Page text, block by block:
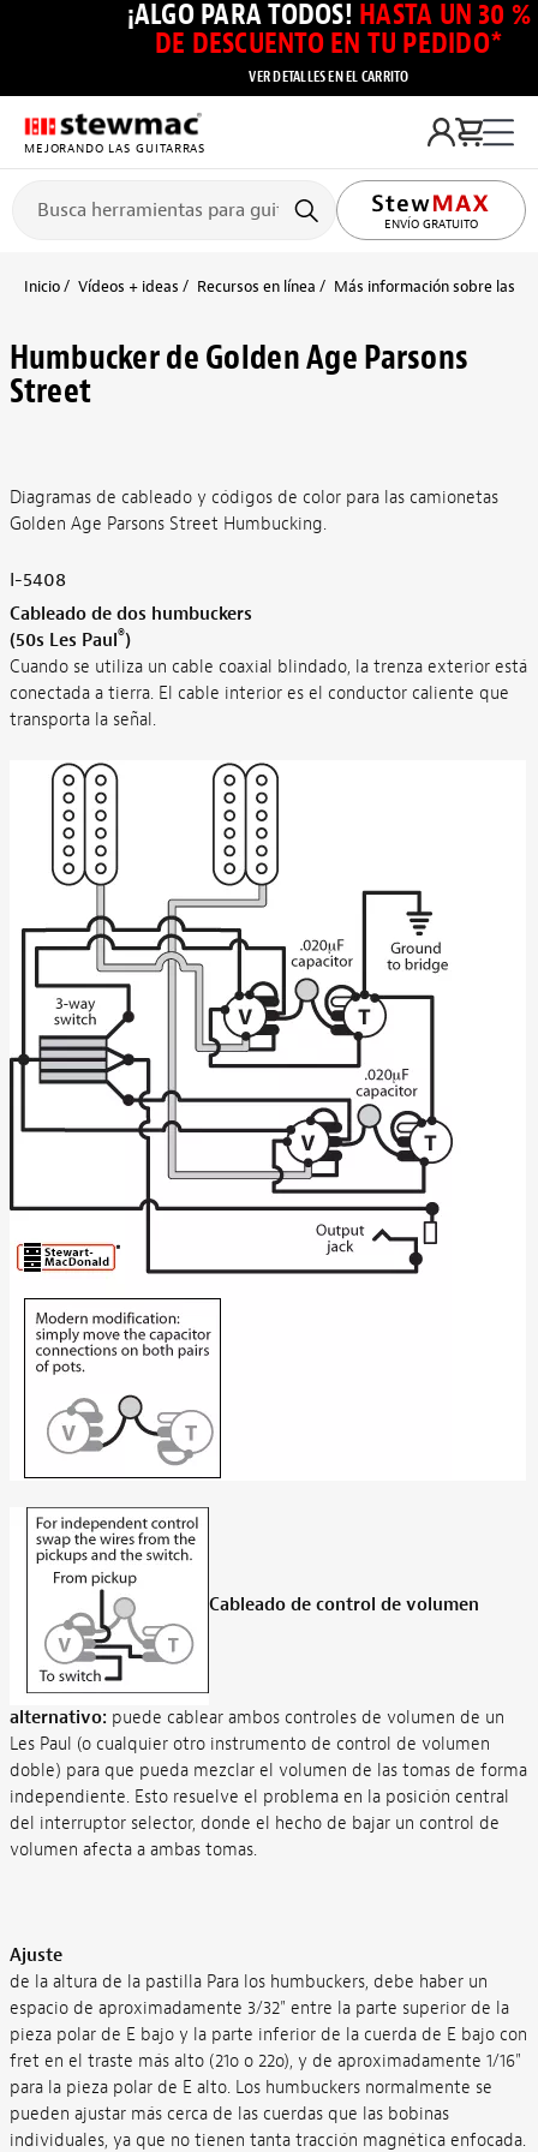
¡ALGO PARA TODOS! HASTA UN 30 %
DE DESCUENTO EN TU PEDIDO*
VER DETALLES EN EL CARRITO
MEJORANDO LAS GUITARRAS
ENVÍO GRATUITO
Inicio Vídeos + ideas Recursos en línea Más información sobre las
Humbucker de Golden Age Parsons
Street
Diagramas de cableado y códigos de color para las camionetas
Golden Age Parsons Street Humbucking.
I-5408
Cableado de dos humbuckers
(50s Les Paul®)
Cuando se utiliza un cable coaxial blindado, la trenza exterior está
conectada a tierra. El cable interior es el conductor caliente que
transporta la señal.
Cableado de control de volumen
alternativo: puede cablear ambos controles de volumen de un
Les Paul (o cualquier otro instrumento de control de volumen
doble) para que pueda mezclar el volumen de las tomas de forma
independiente. Esto resuelve el problema en la posición central
del interruptor selector, donde el hecho de bajar un control de
volumen afecta a ambas tomas.
Ajuste
de la altura de la pastilla Para los humbuckers, debe haber un
espacio de aproximadamente 3/32" entre la parte superior de la
pieza polar de E bajo y la parte inferior de la cuerda de E bajo con
fret en el traste más alto (21o o 22o), y de aproximadamente 1/16"
para la pieza polar de E alto. Los humbuckers normalmente se
pueden ajustar más cerca de las cuerdas que las bobinas
individuales, ya que no tienen tanta tracción magnética enfocada.